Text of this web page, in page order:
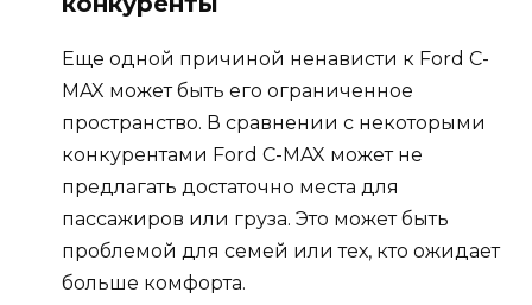
Еще одной причиной ненависти к Ford C-
MAX может быть его ограниченное
пространство. В сравнении с некоторыми
конкурентами Ford C-MAX может не
предлагать достаточно места для
пассажиров или груза. Это может быть
проблемой для семей или тех, кто ожидает
больше комфорта.